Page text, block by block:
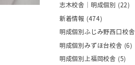
志木校舎｜明成個別 (22)
新着情報 (474)
明成個別ふじみ野西口校舎
明成個別みずほ台校舎 (6)
明成個別上福岡校舎 (5)